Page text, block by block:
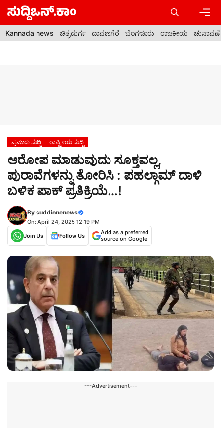
Skip
content
Kannada news ಚಿತ್ರದುರ್ಗ ದಾವಣಗೆರೆ ಬೆಂಗಳೂರು ರಾಜಕೀಯ ಚುನಾವಣೆ
ಪ್ರಮುಖ ಸುದ್ದಿ ರಾಷ್ಟ್ರೀಯ ಸುದ್ದಿ
ಆರೋಪ ಮಾಡುವುದು ಸೂಕ್ತವಲ್ಲ,
ಪುರಾವೆಗಳನ್ನು ತೋರಿಸಿ : ಪಹಲ್ಗಾಮ್‌ ದಾಳಿ
ಬಳಿಕ ಪಾಕ್ ಪ್ರತಿಕ್ರಿಯೆ…!
By suddionenews
On: April 24, 2025 12:19 PM
Join Us
Follow Us
Add as a preferred
source on Google
---Advertisement---